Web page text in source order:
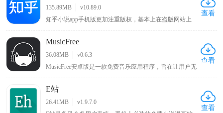
购、线下活动报名等全套追星服务。界面简洁清爽、分类
清晰，操作简单易上手，全方位满足用户日常追星、互动
交友、资源收藏的多样化需求。
135.89MB
v10.89.0
知乎小说app手机版更加注重版权，基本上在盗版网站上
多优质的写手入驻，而且阅读界面简洁清爽，没有任何广
告打扰，让用户的阅读体验得到满足，对此感兴趣的小伙
伴可以来下载体验。
查看
MusicFree
36.08MB
v0.6.3
MusicFree安卓版是一款免费音乐应用程序，旨在让用户无
行、摇滚、古典、电子、民间等各种流派的音乐，同时拥
有简约美观的界面设计，简单易用的操作方式，用户只需
要在搜索栏中输入相关的歌曲名字、专辑名或艺术家名即
查看
E站
26.41MB
v1.9.7.0
查看